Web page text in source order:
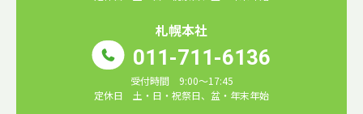
札幌本社
011-711-6136
受付時間 9:00～17:45
定休日 土・日・祝祭日、盆・年末年始